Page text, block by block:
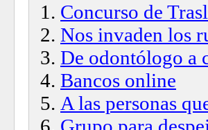
Concurso de
Nos invaden los
De odontólogo a
Bancos online
A las personas